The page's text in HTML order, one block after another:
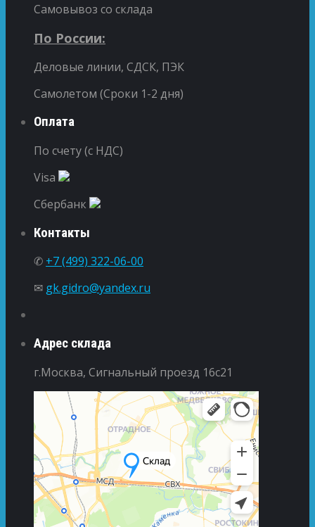
Самовывоз со склада
По России:
Деловые линии, СДСК, ПЭК
Самолетом (Сроки 1-2 дня)
Оплата
По счету (с НДС)
Visa
Сбербанк
Контакты
✆ +7 (499) 322-06-00
✉ gk.gidro@yandex.ru
Адрес склада
г.Москва, Сигнальный проезд 16с21